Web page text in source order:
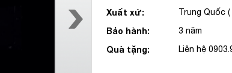
Xuất xứ: Trung Quốc
Bảo hành: 3 năm
Quà tặng: Liên hệ